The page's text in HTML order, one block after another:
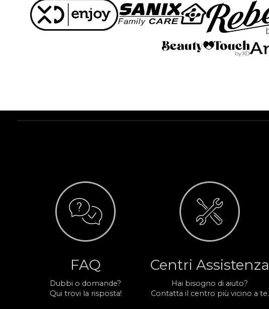
FAQ
Dubbi o domande?
Qui trovi la risposta!
Centri Assistenza
Hai bisogno di aiuto?
Contatta il centro più vicino a te.